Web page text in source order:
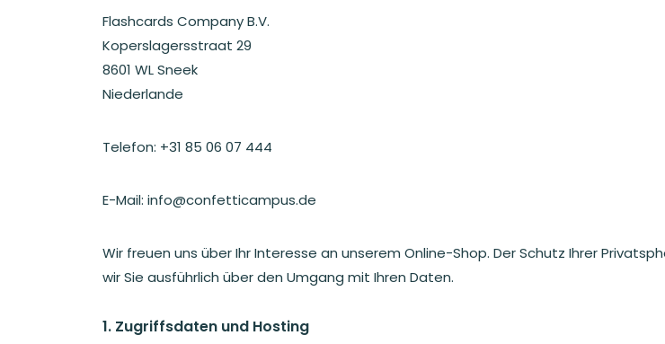
Flashcards Company B.V.
Koperslagersstraat 29
8601 WL Sneek
Niederlande
Telefon: +31 85 06 07 444
E-Mail: info@confetticampus.de
Wir freuen uns über Ihr Interesse an unserem Online-Shop. Der Schutz Ihrer
wir Sie ausführlich über den Umgang mit Ihren Daten.
1. Zugriffsdaten und Hosting